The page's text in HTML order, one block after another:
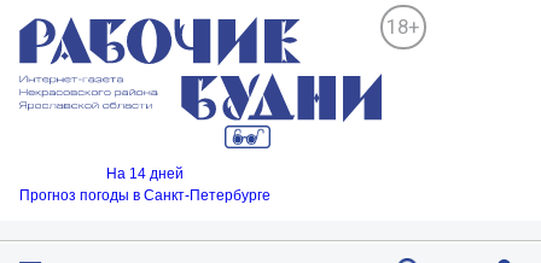
18+
На 14 дней
Прогноз погоды в Санкт-Петербурге